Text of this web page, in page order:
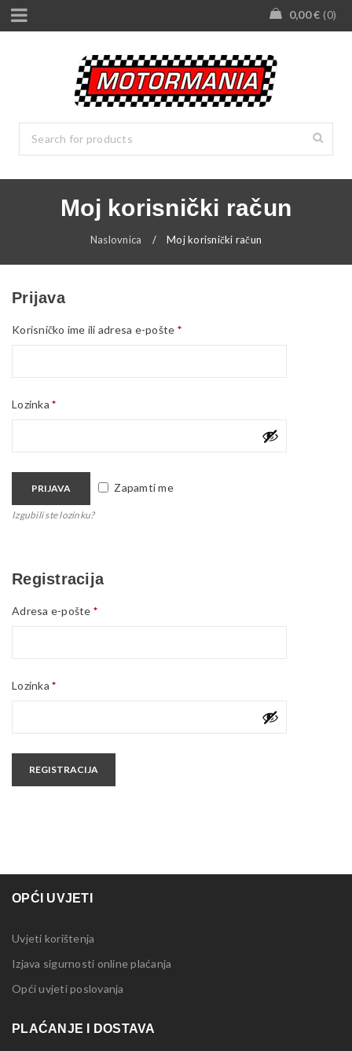
0,00€ 0
Moj korisnički račun
Naslovnica / Moj korisnički račun
Prijava
Korisničko ime ili adresa e-pošte *
Lozinka *
Zapamti me
PRIJAVA
Izgubili ste lozinku?
Registracija
Adresa e-pošte *
Lozinka *
REGISTRACIJA
OPĆI UVJETI
Uvjeti korištenja
Izjava sigurnosti online plaćanja
Opći uvjeti poslovanja
PLAĆANJE I DOSTAVA